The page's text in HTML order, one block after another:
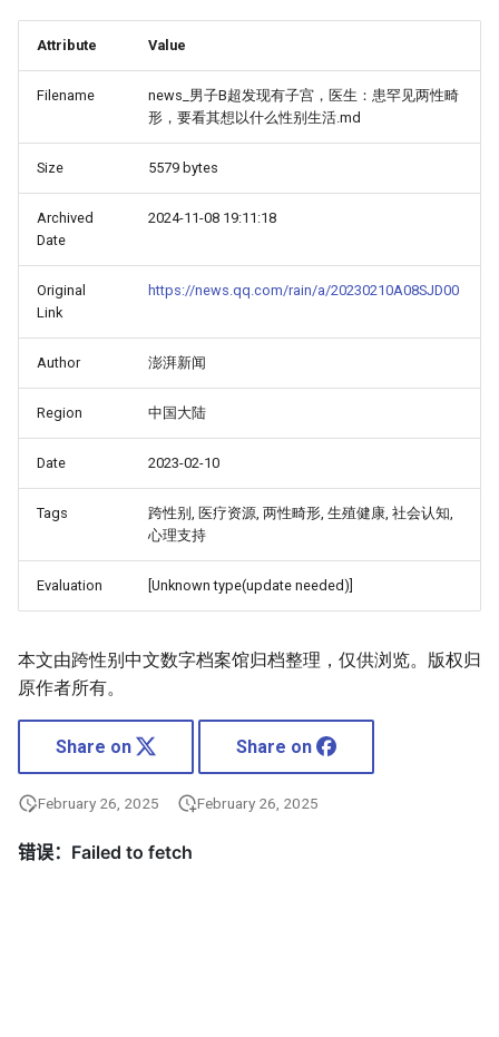
Attribute Value
Filename
news_男子B超发现有子宫，医生：患罕见两性畸
形，要看其想以什么性别生活.md
Size 5579 bytes
Archived
Date
2024-11-08 19:11:18
Original
Link
https://news.qq.com/rain/a/20230210A08SJD00
Author 澎湃新闻
Region 中国大陆
Date 2023-02-10
Tags
跨性别, 医疗资源, 两性畸形, 生殖健康, 社会认知,
心理支持
Evaluation [Unknown type(update needed)]
本文由跨性别中文数字档案馆归档整理，仅供浏览。版权归
原作者所有。
Share on Share on
February 26, 2025 February 26, 2025